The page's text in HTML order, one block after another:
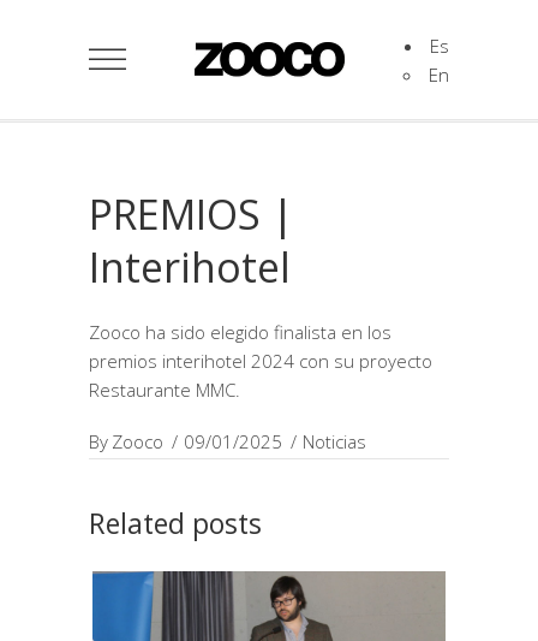
Es
En
PREMIOS |
Interihotel
Zooco ha sido elegido finalista en los
premios interihotel 2024 con su proyecto
Restaurante MMC.
By Zooco 09/01/2025 Noticias
Related posts